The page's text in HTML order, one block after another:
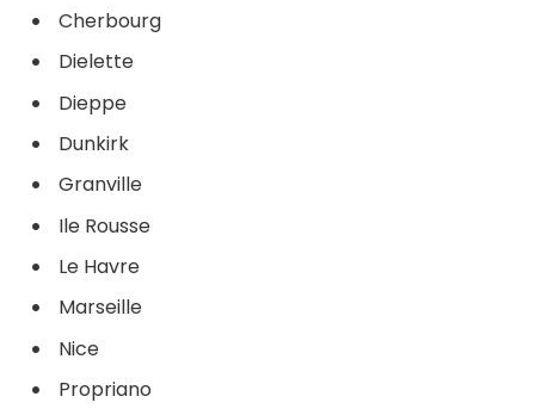
Cherbourg
Dielette
Dieppe
Dunkirk
Granville
Ile Rousse
Le Havre
Marseille
Nice
Propriano